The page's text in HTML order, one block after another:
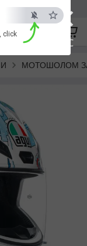
×
ESC
click
МОТОШОЛОМ